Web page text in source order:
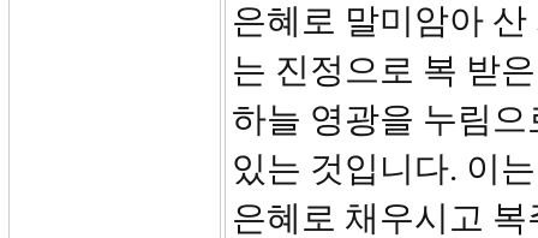
은혜로 말미암아
는 진정으로 복 받
하늘 영광을 누림
있는 것입니다. 이
은혜로 채우시고